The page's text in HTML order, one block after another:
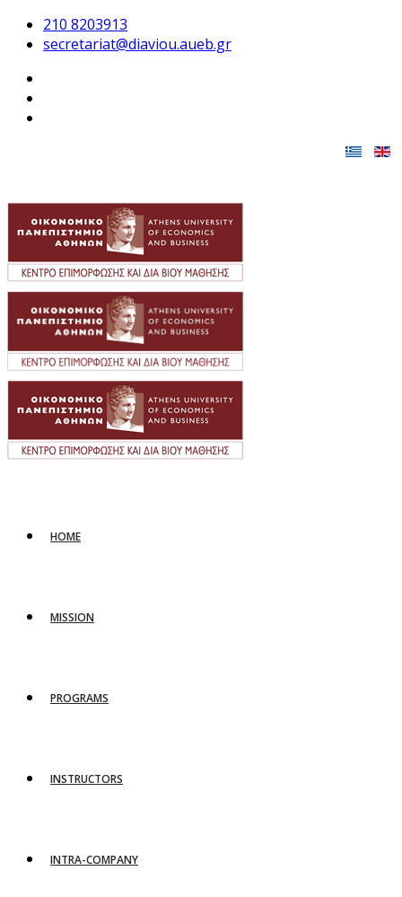
210 8203913
secretariat@diaviou.aueb.gr
HOME
MISSION
PROGRAMS
INSTRUCTORS
INTRA-COMPANY